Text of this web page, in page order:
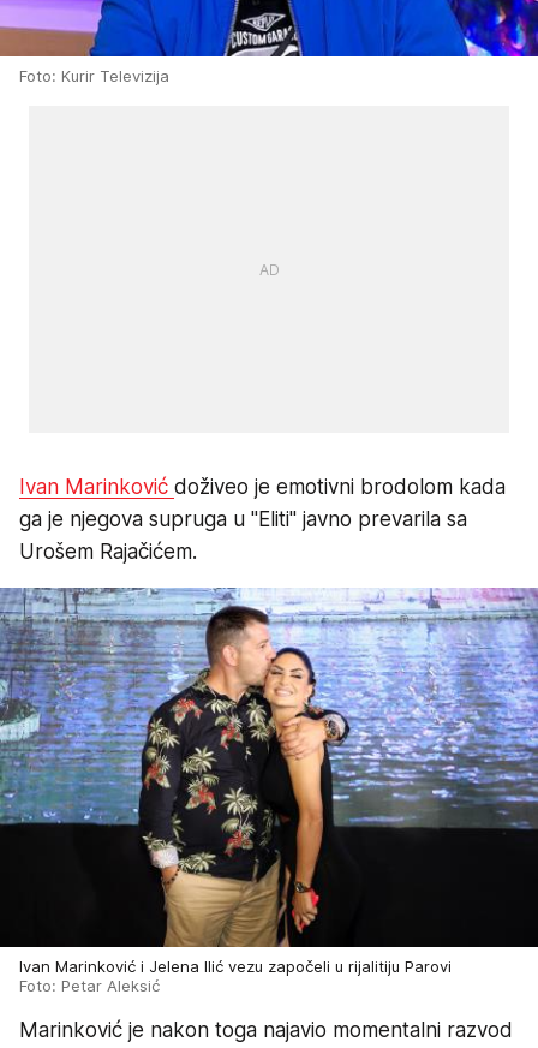
Foto: Kurir Televizija
Ivan Marinković doživeo je emotivni brodolom kada
ga je njegova supruga u "Eliti" javno prevarila sa
Urošem Rajačićem.
Ivan Marinković i Jelena Ilić vezu započeli u rijalitiju Parovi
Foto: Petar Aleksić
Marinković je nakon toga najavio momentalni razvod